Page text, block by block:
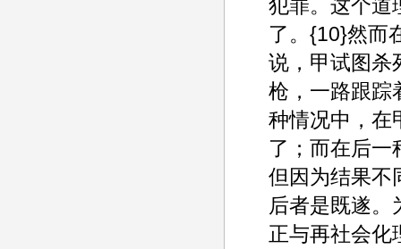
犯罪。这个道
了。{10}然而
说，甲试图杀
枪，一路跟踪
种情况中，在
了；而在后一
但因为结果不
后者是既遂。
正与再社会化